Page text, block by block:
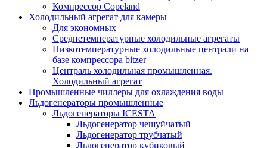
Компрессор Copeland
Холодильный агрегат для камеры
Для экономных
Среднетемпературные холодильные агрегаты
Низкотемпературные холодильные централи на
базе компрессора bitzer
Централь холодильная промышленная.
Холодильный агрегат
Промышленные чиллеры для охлаждения воды
Льдогенераторы промышленные
Льдогенераторы ICESTA
Льдогенератор чешуйчатый
Льдогенератор трубчатый
Льдогенератор кубиковый